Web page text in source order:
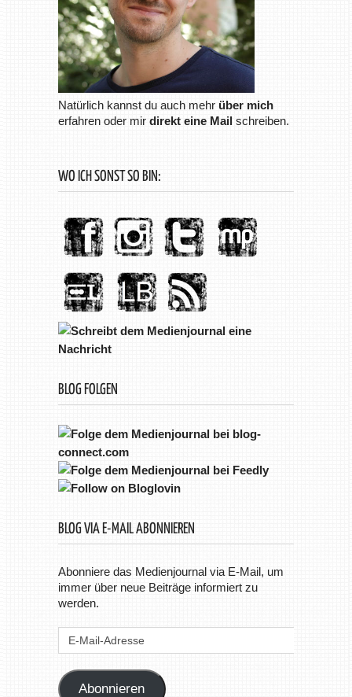
Natürlich kannst du auch mehr über mich
erfahren oder mir direkt eine Mailschreiben.
WO ICH SONST SO BIN:
BLOG FOLGEN
BLOG VIA E-MAIL ABONNIEREN
Abonniere das Medienjournal via E-Mail, um
immer über neue Beiträge informiert zu
werden.
Abonnieren